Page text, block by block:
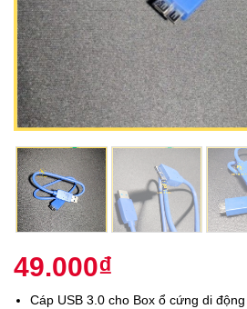
49.000₫
Cáp USB 3.0 cho Box ổ cứng di động